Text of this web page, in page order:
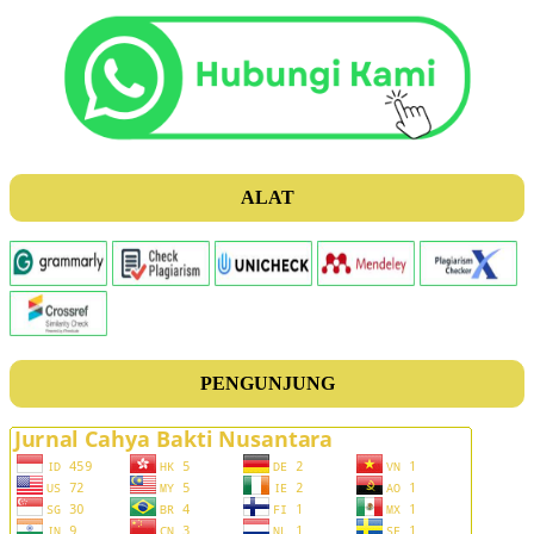
ALAT
PENGUNJUNG